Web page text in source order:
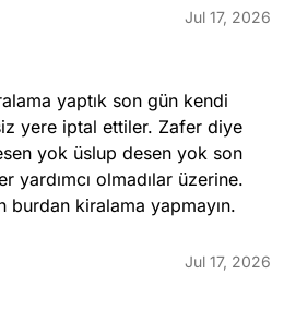
Jul 17, 2026
yaptık son gün kendi
yere iptal ettiler. Zafer diye
yok üslup desen yok son
yardımcı olmadılar üzerine.
burdan kiralama yapmayın.
Jul 17, 2026